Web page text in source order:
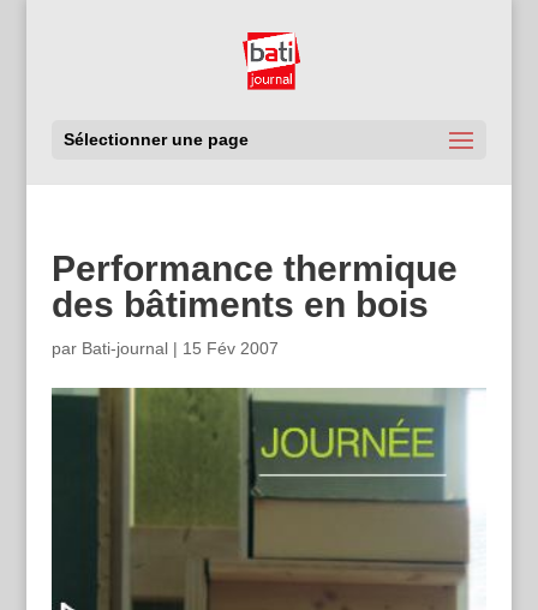
Sélectionner une page
Performance thermique
des bâtiments en bois
par Bati-journal| 15 Fév 2007